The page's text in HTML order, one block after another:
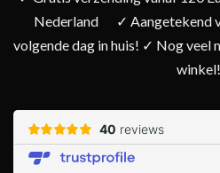
Nederland
✓ Aangetekend
volgende dag in huis! ✓ Nog veel
winkel!